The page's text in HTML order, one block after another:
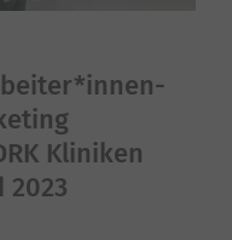
Kliniken
2023